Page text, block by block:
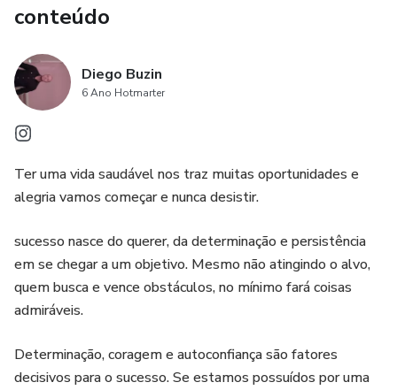
conteúdo
Diego Buzin
6 Ano Hotmarter
Ter uma vida saudável nos traz muitas oportunidades e
alegria vamos começar e nunca desistir.
sucesso nasce do querer, da determinação e persistência
em se chegar a um objetivo. Mesmo não atingindo o alvo,
quem busca e vence obstáculos, no mínimo fará coisas
admiráveis.
Determinação, coragem e autoconfiança são fatores
decisivos para o sucesso. Se estamos possuídos por uma